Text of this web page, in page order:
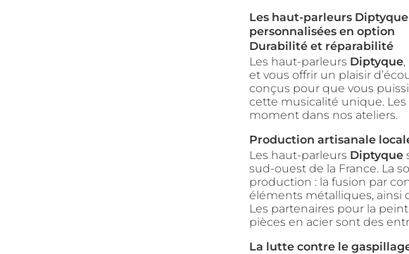
Les haut-parleurs
personnalisées en option
Durabilité et réparabilité
Les haut-parleurs Diptyque,
et vous offrir un plaisir
conçus pour que vous
cette musicalité unique.
moment dans nos ateliers.
Production artisanale
Les haut-parleurs Diptyque
sud-ouest de la France. La
production : la fusion par
éléments métalliques, ainsi
Les partenaires pour la
pièces en acier sont des
La lutte contre le